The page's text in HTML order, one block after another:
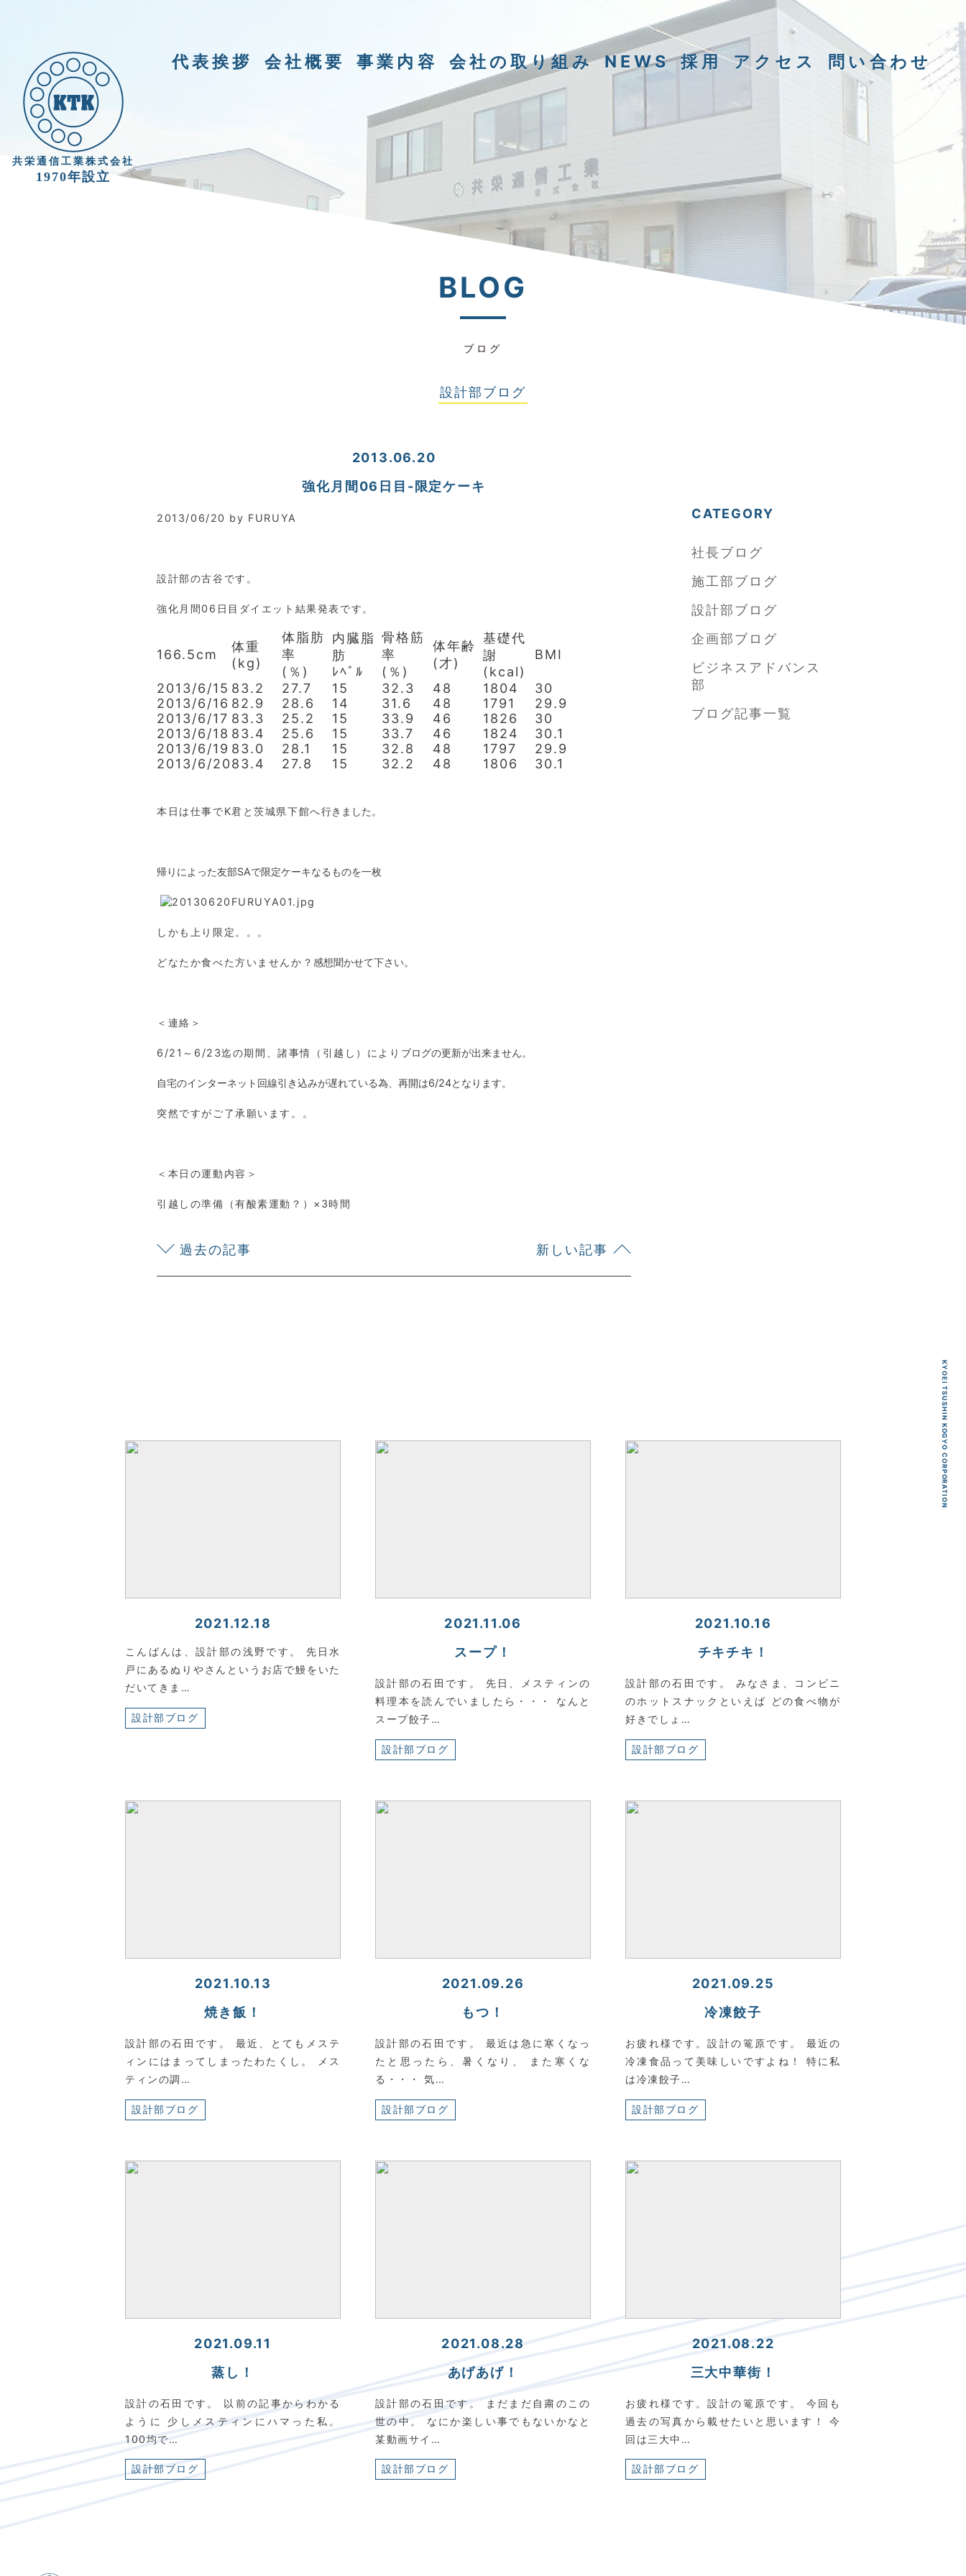
共栄通信工業株式会社
1970年設立
代表挨拶 会社概要 事業内容 会社の取り組み NEWS 採用 アクセス 問い合わせ
BLOG
ブログ
設計部ブログ
2013.06.20
強化月間06日目-限定ケーキ
2013/06/20 by FURUYA
設計部の古谷です。
強化月間06日目ダイエット結果発表です。
166.5cm
体重
(kg)
体脂肪
率
(％)
内臓脂
肪
ﾚﾍﾞﾙ
骨格筋
率
(％)
体年齢
(才)
基礎代
謝
(kcal)
BMI
2013/6/15 83.2 27.7 15 32.3 48 1804
30
2013/6/16 82.9 28.6 14 31.6 48 1791
29.9
2013/6/17 83.3 25.2 15 33.9 46 1826
30
2013/6/18 83.4 25.6 15 33.7 46 1824
30.1
2013/6/19 83.0 28.1 15 32.8 48 1797
29.9
2013/6/2083.4 27.8 15 32.2 48 1806 30.1
本日は仕事でK君と茨城県下館へ行きました。
帰りによった友部SAで限定ケーキなるものを一枚
しかも上り限定。。。
どなたか食べた方いませんか？感想聞かせて下さい。
＜連絡＞
6/21～6/23迄の期間、諸事情（引越し）により ブログの更新が出来ません。
自宅のインターネット回線引き込みが遅れている為、再開は6/24となります。
突然ですがご了承願います。。
＜本日の運動内容＞
引越しの準備（有酸素運動？）×3時間
過去の記事 新しい記事
CATEGORY
社長ブログ
施工部ブログ
設計部ブログ
企画部ブログ
ビジネスアドバンス
部
ブログ記事一覧
2021.12.18
こんばんは、設計部の浅野です。 先日水
戸にあるぬりやさんというお店で鰻をいた
だいてきま…
設計部ブログ
2021.11.06
スープ！
設計部の石田です。 先日、メスティンの
料理本を読んでいましたら・・・ なんと
スープ餃子…
設計部ブログ
2021.10.16
チキチキ！
設計部の石田です。 みなさま、コンビニ
のホットスナックといえば どの食べ物が
好きでしょ…
設計部ブログ
2021.10.13
焼き飯！
設計部の石田です。 最近、とてもメステ
ィンにはまってしまったわたくし。 メス
ティンの調…
設計部ブログ
2021.09.26
もつ！
設計部の石田です。 最近は急に寒くなっ
たと思ったら、暑くなり、 また寒くな
る・・・ 気…
設計部ブログ
2021.09.25
冷凍餃子
お疲れ様です。設計の篭原です。 最近の
冷凍食品って美味しいですよね！ 特に私
は冷凍餃子…
設計部ブログ
2021.09.11
蒸し！
設計の石田です。 以前の記事からわかる
ように 少しメスティンにハマった私。
100均で…
設計部ブログ
2021.08.28
あげあげ！
設計部の石田です。 まだまだ自粛のこの
世の中。 なにか楽しい事でもないかなと
某動画サイ…
設計部ブログ
2021.08.22
三大中華街！
お疲れ様です。設計の篭原です。 今回も
過去の写真から載せたいと思います！ 今
回は三大中…
設計部ブログ
KYOEI TSUSHIN KOGYO CORPORATION